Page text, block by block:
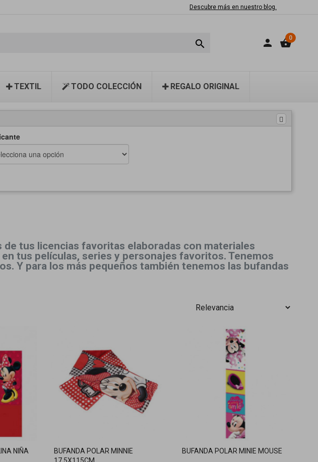
Descubre más en nuestro blog.
 person shopping_basket0
TEXTIL TODO COLECCIÓN REGALO ORIGINAL
tus licencias favoritas elaboradas con materiales
tus películas, series y personajes favoritos. Tenemos
Y para los más pequeños también tenemos las bufandas
NIÑA
BUFANDA POLAR MINNIE
BUFANDA POLAR MINIE MOUSE